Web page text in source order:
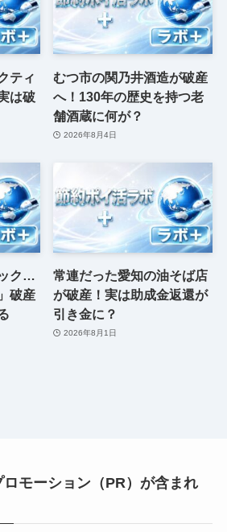
ティ
は破
むつ市の関乃井酒造が破産
へ！130年の歴史を持つ老
舗酒蔵に何が？
2026年8月4日
ク…
破産
常連だった愛知の油そば店
が破産！実は助成金返還が
引き金に？
2026年8月1日
モーション（PR）が含まれ